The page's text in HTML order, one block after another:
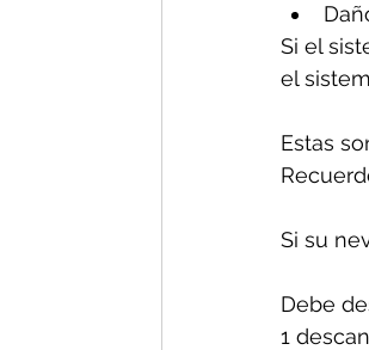
Si el
el
Estas
Si su
Debe
1